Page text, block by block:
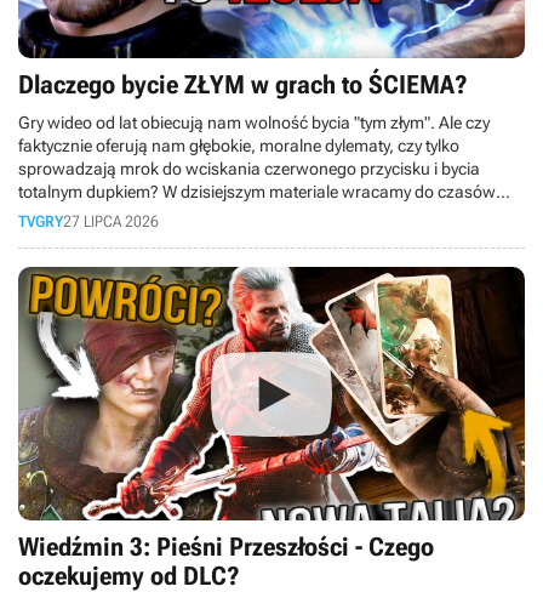
Dlaczego bycie ZŁYM w grach to ŚCIEMA?
Gry wideo od lat obiecują nam wolność bycia "tym złym". Ale czy
faktycznie oferują nam głębokie, moralne dylematy, czy tylko
sprowadzają mrok do wciskania czerwonego przycisku i bycia
totalnym dupkiem? W dzisiejszym materiale wracamy do czasów
PS3 i bierzemy pod lupę słynny system karmy z kultowej serii
TVGRY27 LIPCA 2026
Wiedźmin 3: Pieśni Przeszłości - Czego
oczekujemy od DLC?